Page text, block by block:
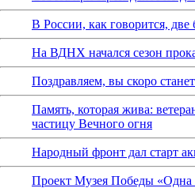
В России, как говорится,
На ВДНХ начался сезон
Поздравляем, вы скоро
Память, которая жива:
частицу Вечного огня
Народный фронт дал старт
Проект Музея Победы «Одна